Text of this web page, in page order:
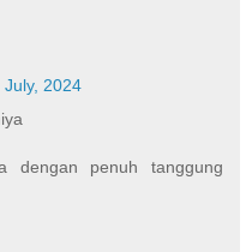
July, 2024
dengan penuh tanggung